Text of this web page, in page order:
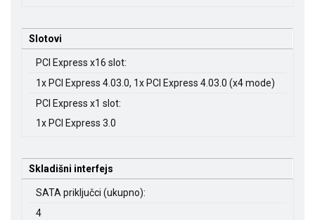
Slotovi
PCI Express x16 slot:
1x PCI Express 4.03.0, 1x PCI Express 4.03.0 (x4 mode)
PCI Express x1 slot:
1x PCI Express 3.0
Skladišni interfejs
SATA priključci (ukupno):
4